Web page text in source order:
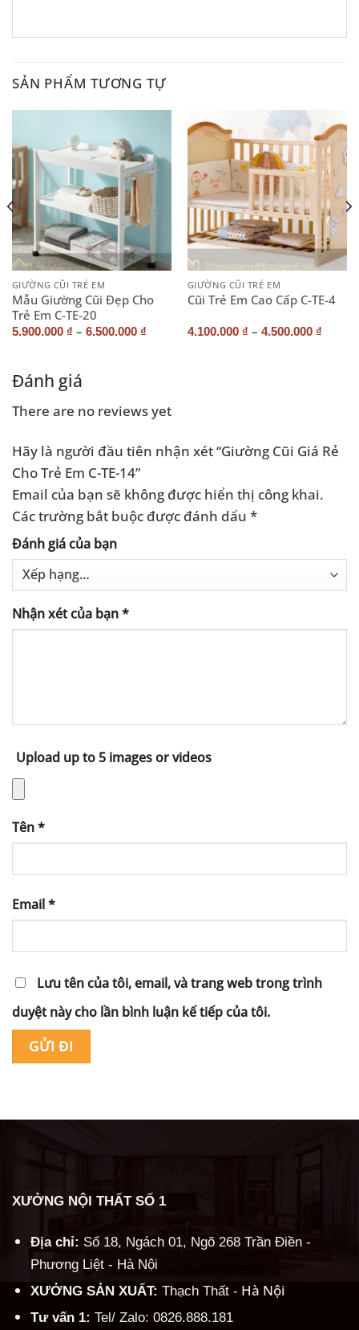
SẢN PHẨM TƯƠNG TỰ
GIƯỜNG CŨI TRẺ EM
Mẫu Giường Cũi Đẹp Cho
Trẻ Em C-TE-20
5.900.000 ₫ – 6.500.000 ₫
GIƯỜNG CŨI TRẺ EM
Cũi Trẻ Em Cao Cấp C-TE-4
4.100.000 ₫ – 4.500.000 ₫
Đánh giá
There are no reviews yet
Hãy là người đầu tiên nhận xét “Giường Cũi Giá Rẻ
Cho Trẻ Em C-TE-14”
Email của bạn sẽ không được hiển thị công khai.
Các trường bắt buộc được đánh dấu *
Đánh giá của bạn
Nhận xét của bạn*
Upload up to 5 images or videos
Tên*
Email*
Lưu tên của tôi, email, và trang web trong trình
duyệt này cho lần bình luận kế tiếp của tôi.
XƯỞNG NỘI THẤT SỐ 1
Địa chỉ: Số 18, Ngách 01, Ngõ 268 Trần Điền -
Phương Liệt - Hà Nội
XƯỞNG SẢN XUẤT: Thạch Thất - Hà Nội
Tư vấn 1: Tel/ Zalo: 0826.888.181